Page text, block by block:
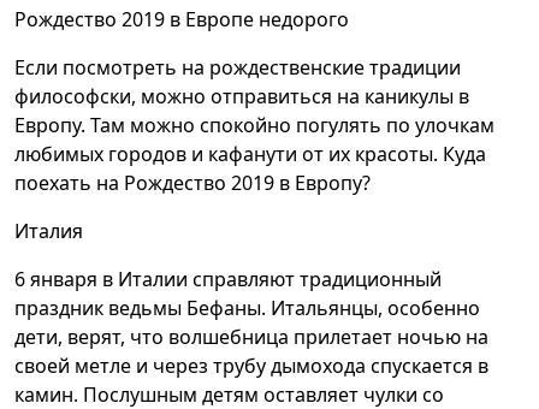
Рождество 2019 в Европе недорого
Если посмотреть на рождественские традиции
философски, можно отправиться на каникулы в
Европу. Там можно спокойно погулять по улочкам
любимых городов и кафанути от их красоты. Куда
поехать на Рождество 2019 в Европу?
Италия
6 января в Италии справляют традиционный
праздник ведьмы Бефаны. Итальянцы, особенно
дети, верят, что волшебница прилетает ночью на
своей метле и через трубу дымохода спускается в
камин. Послушным детям оставляет чулки со